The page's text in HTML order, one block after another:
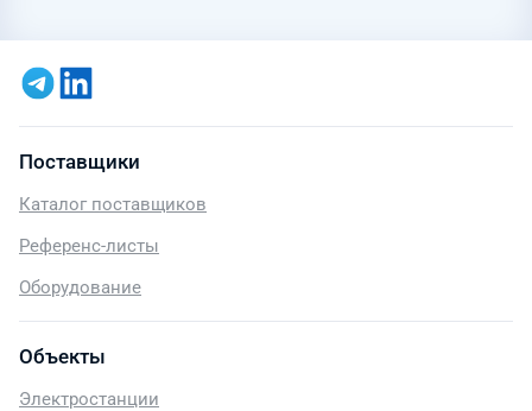
Поставщики
Каталог поставщиков
Референс-листы
Оборудование
Объекты
Электростанции